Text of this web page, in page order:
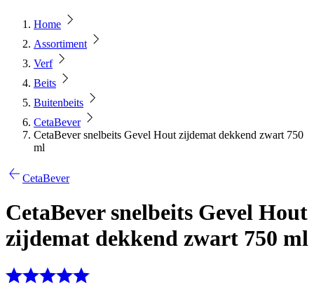
Home
Assortiment
Verf
Beits
Buitenbeits
CetaBever
CetaBever snelbeits Gevel Hout zijdemat dekkend zwart 750
ml
CetaBever
CetaBever snelbeits Gevel Hout
zijdemat dekkend zwart 750 ml